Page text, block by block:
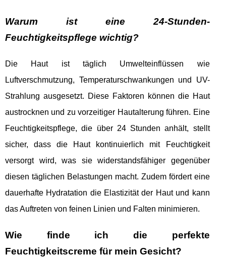
Warum ist eine 24-Stunden-
Feuchtigkeitspflege wichtig?
Die Haut ist täglich Umwelteinflüssen wie
Luftverschmutzung, Temperaturschwankungen und UV-
Strahlung ausgesetzt. Diese Faktoren können die Haut
austrocknen und zu vorzeitiger Hautalterung führen. Eine
Feuchtigkeitspflege, die über 24 Stunden anhält, stellt
sicher, dass die Haut kontinuierlich mit Feuchtigkeit
versorgt wird, was sie widerstandsfähiger gegenüber
diesen täglichen Belastungen macht. Zudem fördert eine
dauerhafte Hydratation die Elastizität der Haut und kann
das Auftreten von feinen Linien und Falten minimieren.
Wie finde ich die perfekte
Feuchtigkeitscreme für mein Gesicht?